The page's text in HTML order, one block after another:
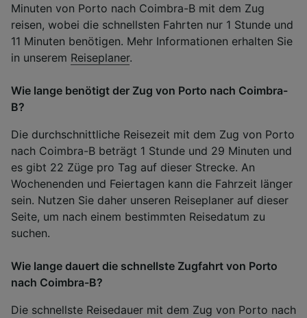
Minuten von Porto nach Coimbra-B mit dem Zug
reisen, wobei die schnellsten Fahrten nur 1 Stunde und
11 Minuten benötigen. Mehr Informationen erhalten Sie
in unserem Reiseplaner.
Wie lange benötigt der Zug von Porto nach Coimbra-
B?
Die durchschnittliche Reisezeit mit dem Zug von Porto
nach Coimbra-B beträgt 1 Stunde und 29 Minuten und
es gibt 22 Züge pro Tag auf dieser Strecke. An
Wochenenden und Feiertagen kann die Fahrzeit länger
sein. Nutzen Sie daher unseren Reiseplaner auf dieser
Seite, um nach einem bestimmten Reisedatum zu
suchen.
Wie lange dauert die schnellste Zugfahrt von Porto
nach Coimbra-B?
Die schnellste Reisedauer mit dem Zug von Porto nach